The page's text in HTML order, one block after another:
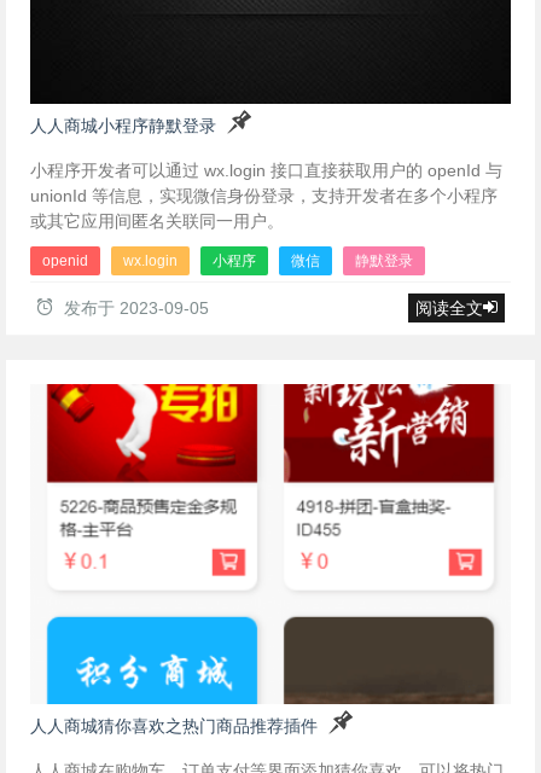
人人商城小程序静默登录
小程序开发者可以通过 wx.login 接口直接获取用户的 openId 与
unionId 等信息，实现微信身份登录，支持开发者在多个小程序
或其它应用间匿名关联同一用户。
openid wx.login 小程序 微信 静默登录
发布于 2023-09-05 阅读全文
人人商城猜你喜欢之热门商品推荐插件